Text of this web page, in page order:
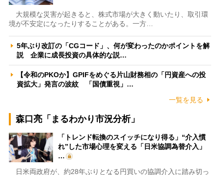
大規模な災害が起きると、株式市場が大きく動いたり、取引環
境が不安定になったりすることがある。一方…
5年ぶり改訂の「CGコード」、何が変わったのかポイントを解
説 企業に成長投資の具体的な説…
【令和のPKOか】GPIFをめぐる片山財務相の「円資産への投
資拡大」発言の波紋 「国債重視」…
一覧を見る
森口亮「まるわかり市況分析」
「トレンド転換のスイッチになり得る」“介入慣
れ”した市場心理を変える「日米協調為替介入」
…
日米両政府が、約28年ぶりとなる円買いの協調介入に踏み切っ